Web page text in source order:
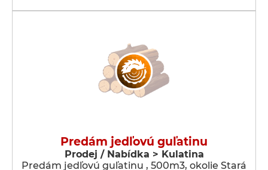
Predám jedľovú guľatinu
Prodej / Nabídka > Kulatina
Predám jedľovú guľatinu , 500m3, okolie Stará